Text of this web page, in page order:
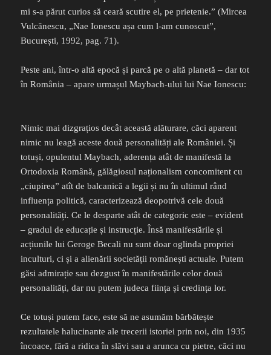
mi s-a părut curios să ceară scutire el, pe prietenie.” (Mircea
Vulcănescu, „Nae Ionescu așa cum l-am cunoscut”,
București, 1992, pag. 71).
Peste ani, într-o altă epocă și parcă pe o altă planetă – dar tot
în România – apare urmașul Maybach-ului lui Nae Ionescu:
Nimic mai dizgrațios decât această alăturare, căci aparent
nimic nu leagă aceste două personalități ale României. Și
totuși, opulentul Maybach, aderența atât de manifestă la
Ortodoxia Română, gălăgiosul naționalism concomitent cu
„ciupirea” atît de balcanică a legii și nu în ultimul rând
influența politică, caracterizează deopotrivă cele două
personalități. Ce le desparte atât de categoric este – evident
– gradul de educație și instrucție. Însă manifestările și
acțiunile lui Geroge Becali nu sunt doar oglinda propriei
inculturi, ci și a alienării societății romănești actuale. Putem
găsi admirație sau dezgust în manifestările celor două
personalități, dar nu putem judeca ființa și credința lor.
Ce totuși putem face, este să ne asumăm bărbătește
rezultatele halucinante ale trecerii istoriei prin noi, din 1935
încoace, fără a ridica în slăvi sau a arunca cu pietre, căci nu